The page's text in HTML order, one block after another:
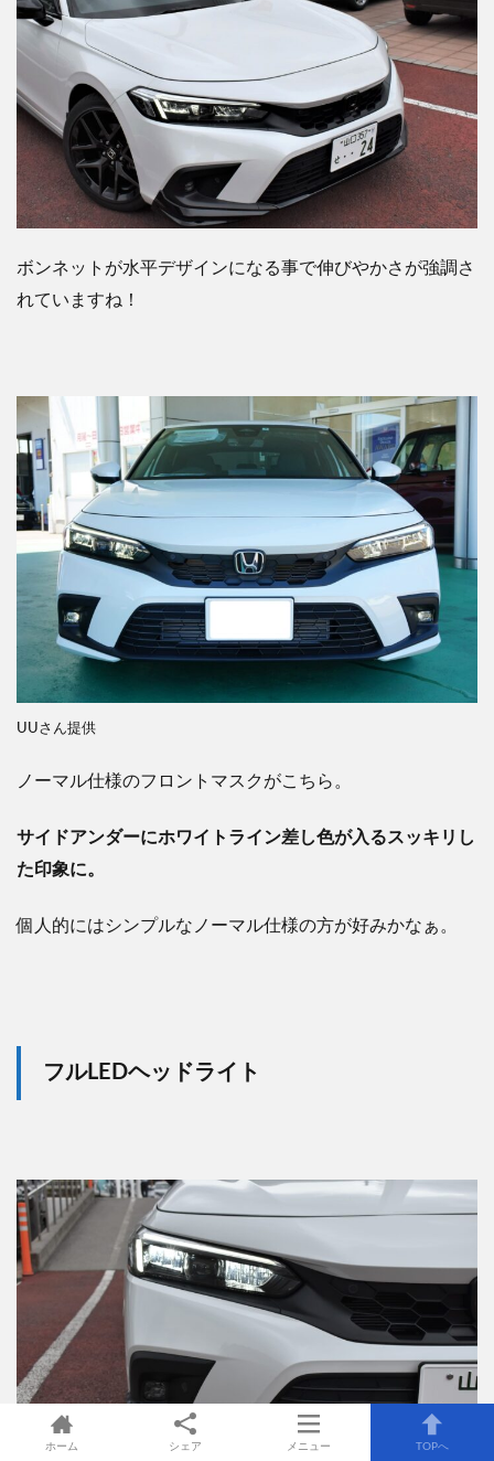
ボンネットが水平デザインになる事で伸びやかさが強調さ
れていますね！
UUさん提供
ノーマル仕様のフロントマスクがこちら。
サイドアンダーにホワイトライン差し色が入るスッキリし
た印象に。
個人的にはシンプルなノーマル仕様の方が好みかなぁ。
フルLEDヘッドライト
ホーム シェア メニュー TOPへ